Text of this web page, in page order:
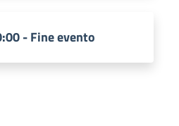
- Fine evento